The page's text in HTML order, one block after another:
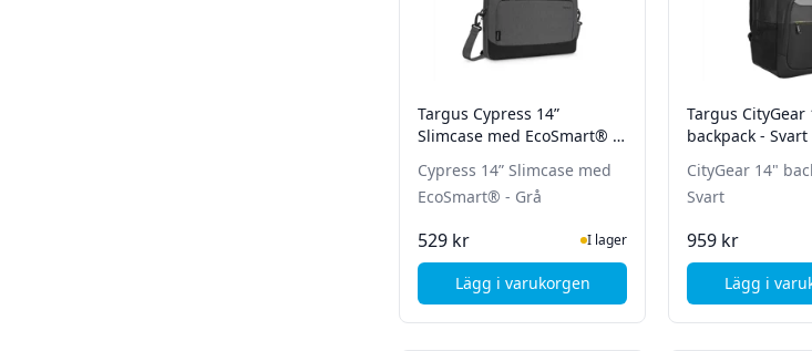
Targus Cypress 14”
Slimcase med EcoSmart® -
Cypress 14” Slimcase med
EcoSmart® - Grå
529 kr I lager
Lägg i varukorgen, Targus Cypress 14” Slimcase med
Targus CityGear
backpack - Svart
CityGear 14"
Svart
959 kr
Lägg i ,